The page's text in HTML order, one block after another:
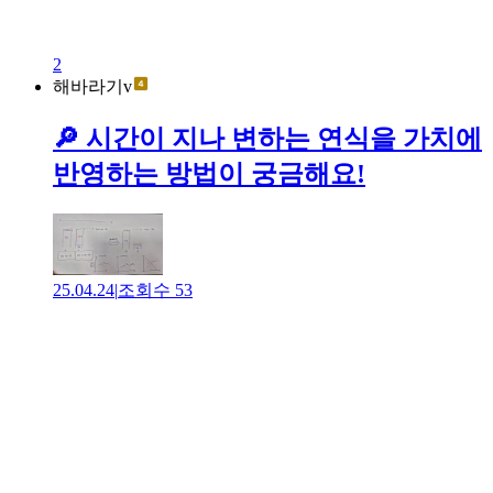
2
해바라기v
🔎 시간이 지나 변하는 연식을 가치에
반영하는 방법이 궁금해요!
25.04.24|조회수 53